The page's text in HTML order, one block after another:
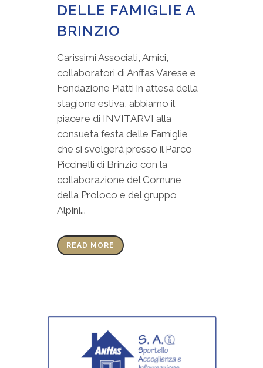
DELLE FAMIGLIE A
BRINZIO
Carissimi Associati, Amici,
collaboratori di Anffas Varese e
Fondazione Piatti in attesa della
stagione estiva, abbiamo il
piacere di INVITARVI alla
consueta festa delle Famiglie
che si svolgerà presso il Parco
Piccinelli di Brinzio con la
collaborazione del Comune,
della Proloco e del gruppo
Alpini...
READ MORE